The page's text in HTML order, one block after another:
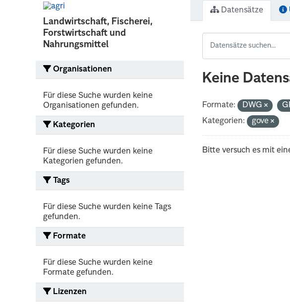
Landwirtschaft, Fischerei,
Forstwirtschaft und
Nahrungsmittel
Organisationen
Für diese Suche wurden keine
Organisationen gefunden.
Kategorien
Für diese Suche wurden keine
Kategorien gefunden.
Tags
Für diese Suche wurden keine Tags
gefunden.
Formate
Für diese Suche wurden keine
Formate gefunden.
Lizenzen
Datensätze
Keine
Formate: DWG
Kategorien:
gove
Bitte versuch es mit